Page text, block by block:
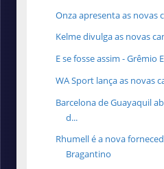
Onza apresenta as novas
Kelme divulga as novas
E se fosse assim - Grêmio
WA Sport lança as novas
Barcelona de Guayaquil
d...
Rhumell é a nova
Bragantino